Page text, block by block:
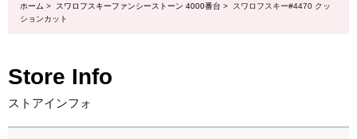
ホーム > スワロフスキーファンシーストーン 4000番台 > スワロフスキー#4470 クッ
ションカット
Store Info
ストアインフォ